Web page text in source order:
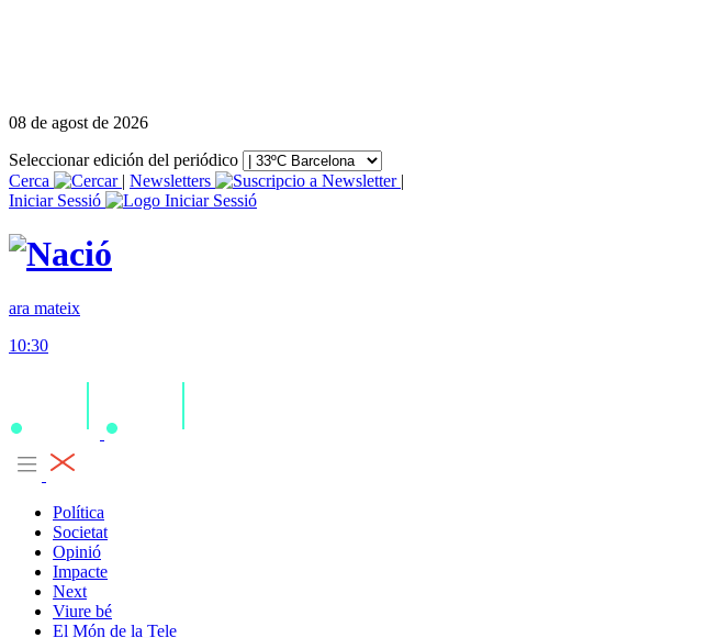
08 de agost de 2026
Seleccionar edición del periódico
Cerca
| Newsletters
|
Iniciar Sessió
ara mateix
10:30
Política
Societat
Opinió
Impacte
Next
Viure bé
El Món de la Tele